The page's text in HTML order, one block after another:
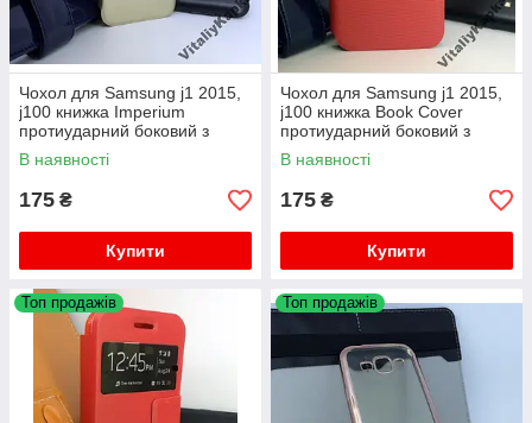
Чохол для Samsung j1 2015,
j100 книжка Imperium
протиударний боковий з
підставкою
В наявності
175 ₴
Купити
Чохол для Samsung j1 2015,
j100 книжка Book Cover
протиударний боковий з
підставкою
В наявності
175 ₴
Купити
Топ продажів Топ продажів